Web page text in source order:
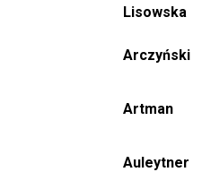
Lisowska
Arczyński
Artman
Auleytner